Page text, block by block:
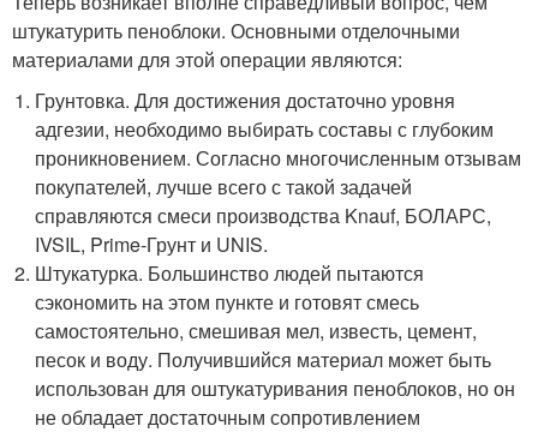
штукатурить пеноблоки. Основными отделочными
материалами для этой операции являются:
Грунтовка. Для достижения достаточно уровня
адгезии, необходимо выбирать составы с глубоким
проникновением. Согласно многочисленным отзывам
покупателей, лучше всего с такой задачей
справляются смеси производства Knauf, БОЛАРС,
IVSIL, Prime-Грунт и UNIS.
Штукатурка. Большинство людей пытаются
сэкономить на этом пункте и готовят смесь
самостоятельно, смешивая мел, известь, цемент,
песок и воду. Получившийся материал может быть
использован для оштукатуривания пеноблоков, но он
не обладает достаточным сопротивлением